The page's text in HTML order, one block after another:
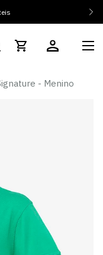
- Menino